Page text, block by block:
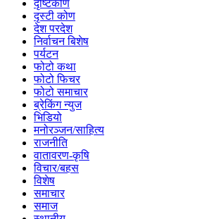
दृष्टिकोण
दृस्टी कोण
देश परदेश
निर्वाचन बिशेष
पर्यटन
फोटो कथा
फोटो फिचर
फोटो समाचार
ब्रेकिंग न्युज
भिडियो
मनोरञ्जन/साहित्य
राजनीति
वातावरण-कृषि
विचार/बहस
विशेष
समाचार
समाज